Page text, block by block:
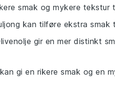
smak og mykere tekstur
kan tilføre ekstra smak
gir en mer distinkt
gi en rikere smak og en